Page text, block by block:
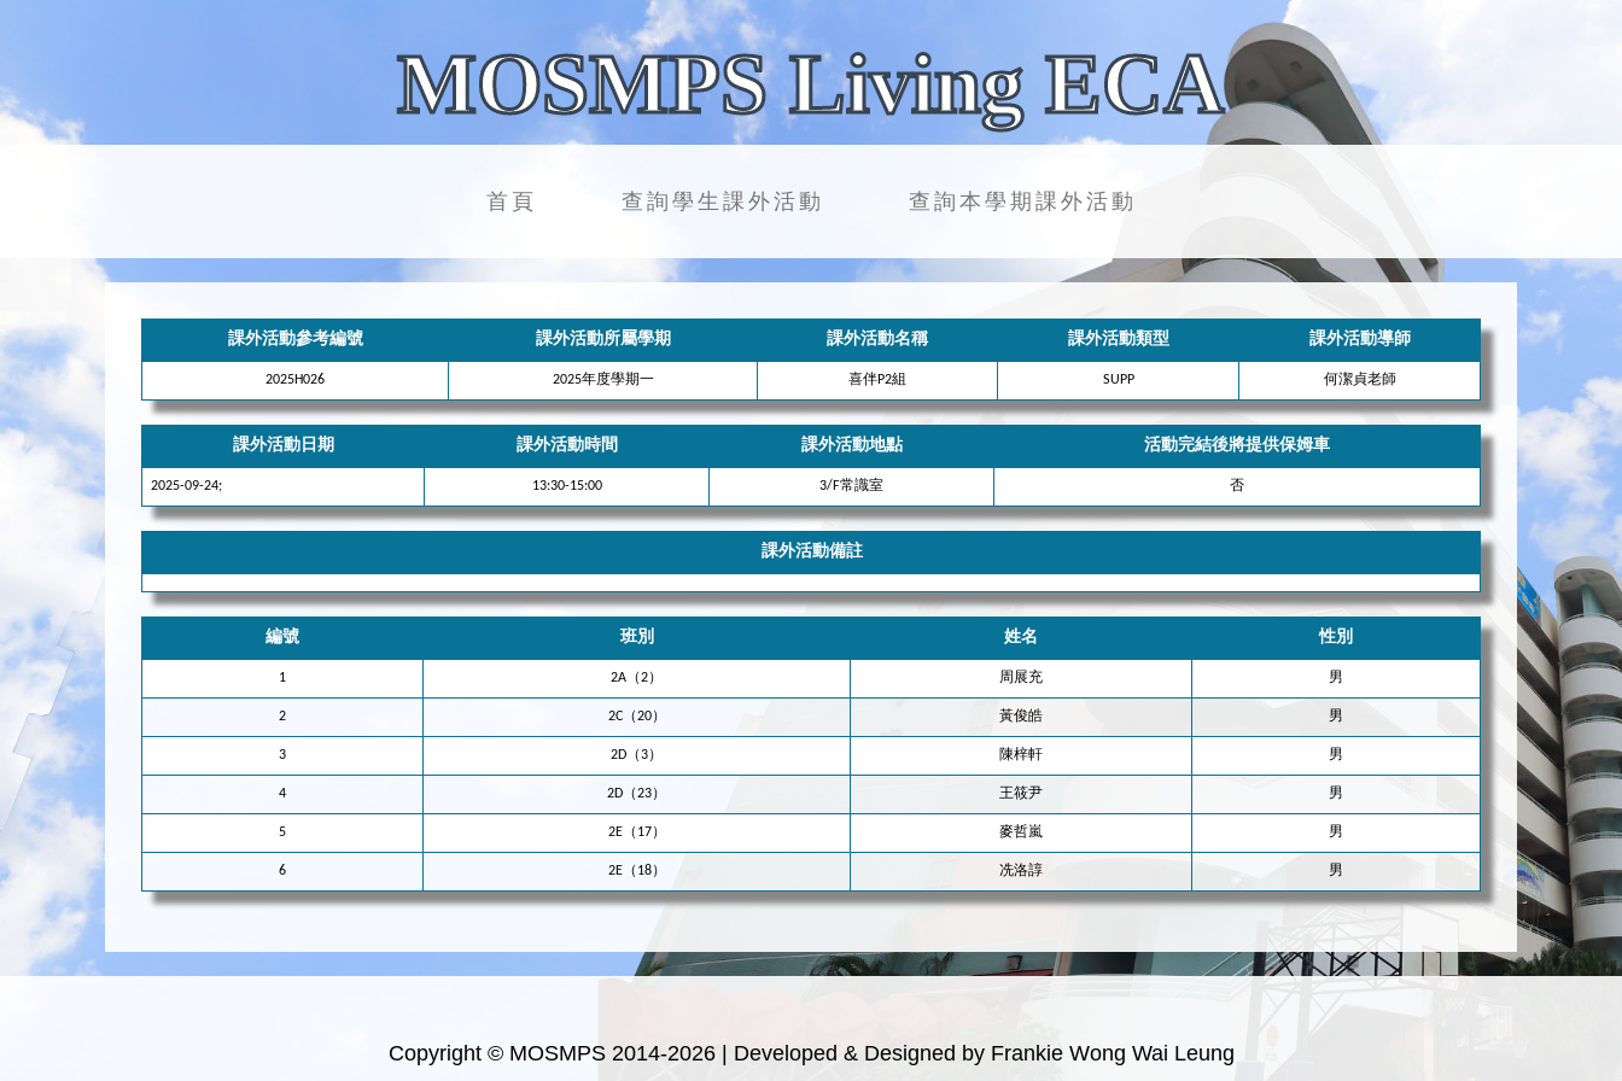
MOSMPS Living ECA
首頁 查詢學生課外活動 查詢本學期課外活動
課外活動參考編號 課外活動所屬學期 課外活動名稱 課外活動類型 課外活動導師
2025H026 2025年度學期一 喜伴P2組 SUPP 何潔貞老師
課外活動日期 課外活動時間 課外活動地點 活動完結後將提供保姆車
2025-09-24; 13:30-15:00 3/F常識室 否
課外活動備註
編號 班別 姓名 性別
1 2A（2） 周展充 男
2 2C（20） 黃俊皓 男
3 2D（3） 陳梓軒 男
4 2D（23） 王筱尹 男
5 2E（17） 麥哲嵐 男
6 2E（18） 冼洛諄 男
Copyright © MOSMPS 2014-2026 | Developed & Designed by Frankie Wong Wai Leung